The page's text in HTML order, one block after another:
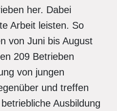
her. Dabei
Arbeit leisten. So
von Juni bis August
209 Betrieben
von jungen
und treffen
Ausbildung